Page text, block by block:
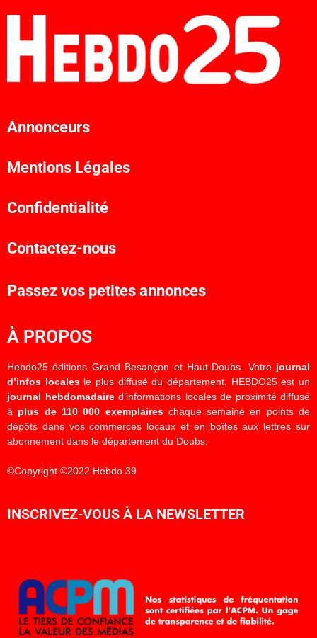
Annonceurs
Mentions Légales
Confidentialité
Contactez-nous
Passez vos petites annonces
À PROPOS
Hebdo25 éditions Grand Besançon et Haut-Doubs. Votre journal
d’infos localesle plus diffusé du département. HEBDO25 est un
journal hebdomadaired’informations locales de proximité diffusé
à plus de 110 000 exemplaireschaque semaine en points de
dépôts dans vos commerces locaux et en boîtes aux lettres sur
abonnement dans le département du Doubs.
©Copyright ©2022 Hebdo 39
INSCRIVEZ-VOUS À LA NEWSLETTER